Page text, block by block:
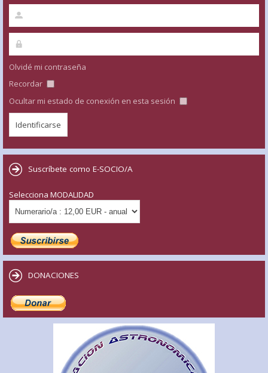
Olvidé mi contraseña
Recordar
Ocultar mi estado de conexión en esta sesión
Suscríbete como E-SOCIO/A
Selecciona MODALIDAD
DONACIONES